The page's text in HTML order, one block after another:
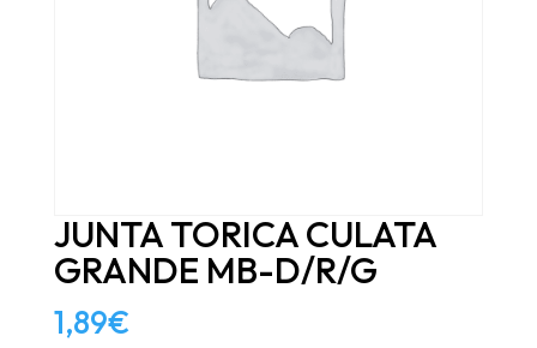
JUNTA TORICA CULATA
GRANDE MB-D/R/G
1,89€